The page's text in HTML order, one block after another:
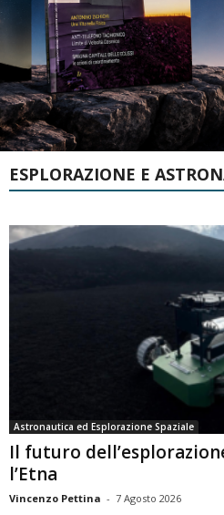
ESPLORAZIONE E
Astronautica ed Esplorazione Spaziale
Il futuro
l’Etna
Vincenzo Pettina - 7 Agosto 2026